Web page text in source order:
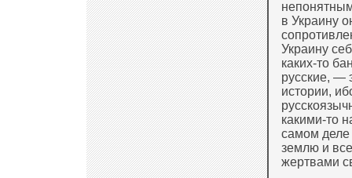
в Украину
Украину
каких-то
русские, —
истории,
какими-то
самом
землю и
жертвами